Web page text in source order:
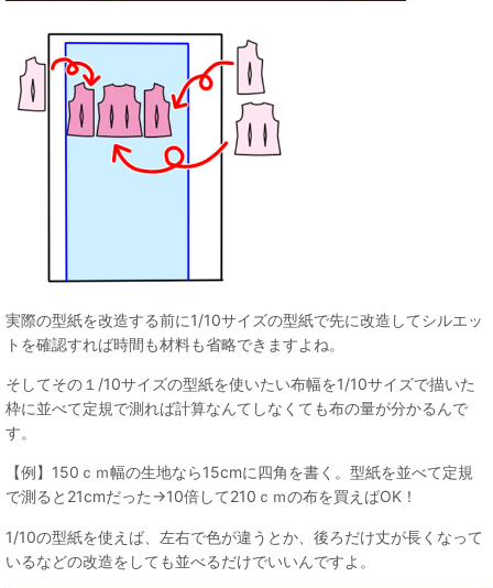
実際の型紙を改造する前に1/10サイズの型紙で先に改造してシルエッ
トを確認すれば時間も材料も省略できますよね。
そしてその１/10サイズの型紙を使いたい布幅を1/10サイズで描いた
枠に並べて定規で測れば計算なんてしなくても布の量が分かるんで
す。
【例】150ｃｍ幅の生地なら15cmに四角を書く。型紙を並べて定規
で測ると21cmだった→10倍して210ｃｍの布を買えばOK！
1/10の型紙を使えば、左右で色が違うとか、後ろだけ丈が長くなって
いるなどの改造をしても並べるだけでいいんですよ。